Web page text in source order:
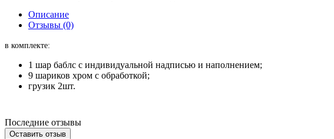
Описание
Отзывы (0)
в комплекте:
1 шар баблс с индивидуальной надписью и наполнением;
9 шариков хром с обработкой;
грузик 2шт.
Последние отзывы
Оставить отзыв